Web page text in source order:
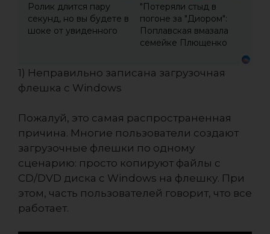
Ролик длится пару
секунд, но вы будете в
шоке от увиденного
"Потеряли стыд в
погоне за "Диором":
Поплавская вмазала
семейке Плющенко
1) Неправильно записана загрузочная
флешка с Windows
Пожалуй, это самая распространенная
причина. Многие пользователи создают
загрузочные флешки по одному
сценарию: просто копируют файлы с
CD/DVD диска с Windows на флешку. При
этом, часть пользователей говорит, что все
работает.